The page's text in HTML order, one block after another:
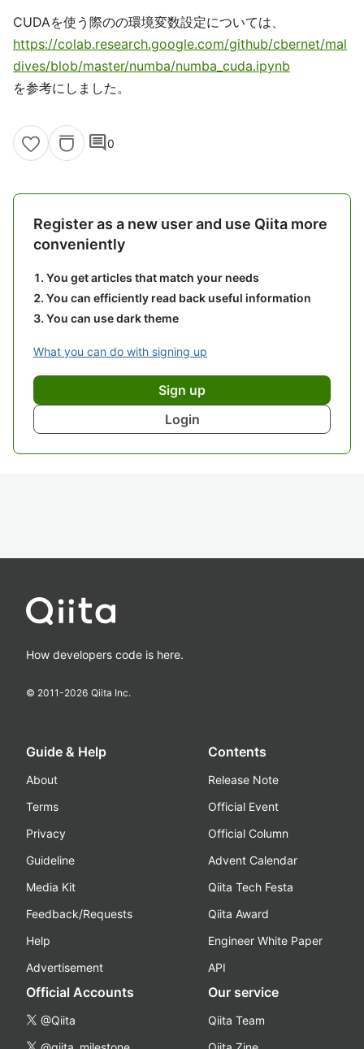
CUDAを使う際のの環境変数設定については、
https://colab.research.google.com/github/cbernet/mal
dives/blob/master/numba/numba_cuda.ipynb
を参考にしました。
comment0
Register as a new user and use Qiita more
conveniently
You get articles that match your needs
You can efficiently read back useful information
You can use dark theme
What you can do with signing up
Sign up
Login
How developers code is here.
© 2011-2026 Qiita Inc.
Guide & Help
About
Terms
Privacy
Guideline
Media Kit
Feedback/Requests
Help
Advertisement
Contents
Release Note
Official Event
Official Column
Advent Calendar
Qiita Tech Festa
Qiita Award
Engineer White Paper
API
Official Accounts
@Qiita
Our service
Qiita Team